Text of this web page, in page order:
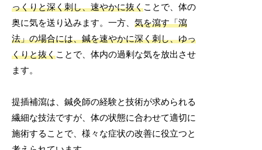
っくりと深く刺し、速やかに抜くことで、体の
奥に気を送り込みます。一方、気を瀉す「瀉
法」の場合には、鍼を速やかに深く刺し、ゆっ
くりと抜くことで、体内の過剰な気を放出させ
ます。
提插補瀉は、鍼灸師の経験と技術が求められる
繊細な技法ですが、体の状態に合わせて適切に
施術することで、様々な症状の改善に役立つと